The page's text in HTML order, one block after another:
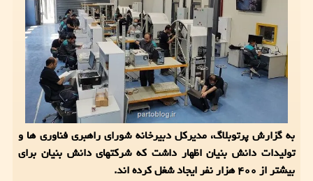
به گزارش پرتوبلاگ، مدیرکل دبیرخانه شورای راهبری فناوری ها و
تولیدات دانش بنیان اظهار داشت که شرکتهای دانش بنیان برای
بیشتر از ۴۰۰ هزار نفر ایجاد شغل کرده اند.